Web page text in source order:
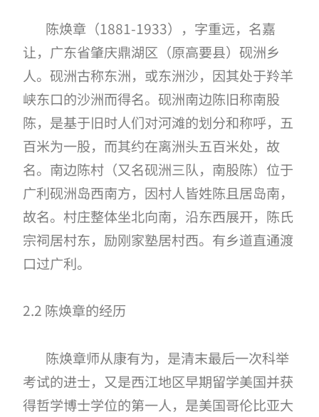
陈焕章（1881-1933），字重远，名嘉
让，广东省肇庆鼎湖区（原高要县）砚洲乡
人。砚洲古称东洲，或东洲沙，因其处于羚羊
峡东口的沙洲而得名。砚洲南边陈旧称南股
陈，是基于旧时人们对河滩的划分和称呼，五
百米为一股，而其约在离洲头五百米处，故
名。南边陈村（又名砚洲三队，南股陈）位于
广利砚洲岛西南方，因村人皆姓陈且居岛南，
故名。村庄整体坐北向南，沿东西展开，陈氏
宗祠居村东，励刚家塾居村西。有乡道直通渡
口过广利。
2.2 陈焕章的经历
陈焕章师从康有为，是清末最后一次科举
考试的进士，又是西江地区早期留学美国并获
得哲学博士学位的第一人，是美国哥伦比亚大